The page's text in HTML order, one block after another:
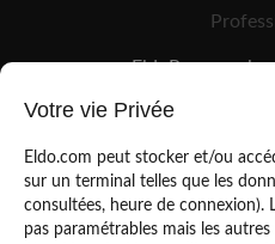
EldoPro pour
EldoNetwork pour les
Votre vie Privée
Eldo.com peut stocker et/ou
sur un terminal telles que les
consultées, heure de connexion).
pas paramétrables mais les